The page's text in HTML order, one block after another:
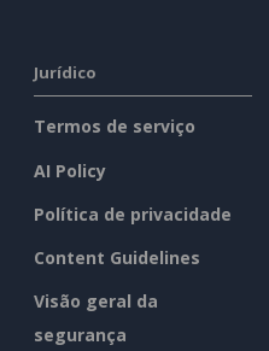
Jurídico
Termos de serviço
AI Policy
Política de privacidade
Content Guidelines
Visão geral da
segurança